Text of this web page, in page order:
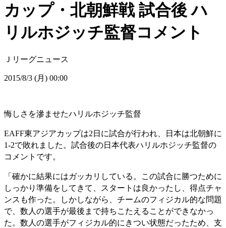
カップ・北朝鮮戦 試合後 ハ
リルホジッチ監督コメント
Ｊリーグニュース
2015/8/3 (月) 00:00
悔しさを滲ませたハリルホジッチ監督
EAFF東アジアカップは2日に試合が行われ、日本は北朝鮮に
1-2で敗れました。試合後の日本代表ハリルホジッチ監督の
コメントです。
「確かに結果にはガッカリしている。この試合に勝つために
しっかり準備をしてきて、スタートは良かったし、得点チャ
ンスも作った。しかしながら、チームのフィジカル的な問題
で、数人の選手が最後まで持ちこたえることができなかっ
た。数人の選手がフィジカル的にきつい状態だったため、支